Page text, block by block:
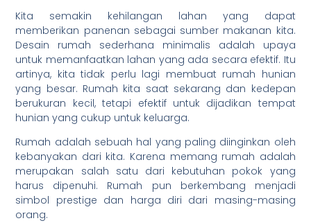
Kita semakin kehilangan lahan yang dapat
memberikan panenan sebagai sumber makanan kita.
Desain rumah sederhana minimalis adalah upaya
untuk memanfaatkan lahan yang ada secara efektif. Itu
artinya, kita tidak perlu lagi membuat rumah hunian
yang besar. Rumah kita saat sekarang dan kedepan
berukuran kecil, tetapi efektif untuk dijadikan tempat
hunian yang cukup untuk keluarga.
Rumah adalah sebuah hal yang paling diinginkan oleh
kebanyakan dari kita. Karena memang rumah adalah
merupakan salah satu dari kebutuhan pokok yang
harus dipenuhi. Rumah pun berkembang menjadi
simbol prestige dan harga diri dari masing-masing
orang.